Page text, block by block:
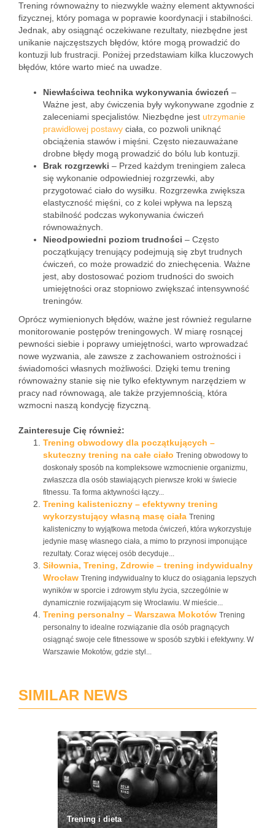
Trening równoważny to niezwykle ważny element aktywności
fizycznej, który pomaga w poprawie koordynacji i stabilności.
Jednak, aby osiągnąć oczekiwane rezultaty, niezbędne jest
unikanie najczęstszych błędów, które mogą prowadzić do
kontuzji lub frustracji. Poniżej przedstawiam kilka kluczowych
błędów, które warto mieć na uwadze.
Niewłaściwa technika wykonywania ćwiczeń –
Ważne jest, aby ćwiczenia były wykonywane zgodnie z
zaleceniami specjalistów. Niezbędne jest utrzymanie
prawidłowej postawy ciała, co pozwoli uniknąć
obciążenia stawów i mięśni. Często niezauważane
drobne błędy mogą prowadzić do bólu lub kontuzji.
Brak rozgrzewki – Przed każdym treningiem zaleca
się wykonanie odpowiedniej rozgrzewki, aby
przygotować ciało do wysiłku. Rozgrzewka zwiększa
elastyczność mięśni, co z kolei wpływa na lepszą
stabilność podczas wykonywania ćwiczeń
równoważnych.
Nieodpowiedni poziom trudności – Często
początkujący trenujący podejmują się zbyt trudnych
ćwiczeń, co może prowadzić do zniechęcenia. Ważne
jest, aby dostosować poziom trudności do swoich
umiejętności oraz stopniowo zwiększać intensywność
treningów.
Oprócz wymienionych błędów, ważne jest również regularne
monitorowanie postępów treningowych. W miarę rosnącej
pewności siebie i poprawy umiejętności, warto wprowadzać
nowe wyzwania, ale zawsze z zachowaniem ostrożności i
świadomości własnych możliwości. Dzięki temu trening
równoważny stanie się nie tylko efektywnym narzędziem w
pracy nad równowagą, ale także przyjemnością, która
wzmocni naszą kondycję fizyczną.
Zainteresuje Cię również:
Trening obwodowy dla początkujących –
skuteczny trening na całe ciało Trening obwodowy to
doskonały sposób na kompleksowe wzmocnienie organizmu,
zwłaszcza dla osób stawiających pierwsze kroki w świecie
fitnessu. Ta forma aktywności łączy...
Trening kalisteniczny – efektywny trening
wykorzystujący własną masę ciała Trening
kalisteniczny to wyjątkowa metoda ćwiczeń, która wykorzystuje
jedynie masę własnego ciała, a mimo to przynosi imponujące
rezultaty. Coraz więcej osób decyduje...
Siłownia, Trening, Zdrowie – trening indywidualny
Wrocław Trening indywidualny to klucz do osiągania lepszych
wyników w sporcie i zdrowym stylu życia, szczególnie w
dynamicznie rozwijającym się Wrocławiu. W mieście...
Trening personalny – Warszawa Mokotów Trening
personalny to idealne rozwiązanie dla osób pragnących
osiągnąć swoje cele fitnessowe w sposób szybki i efektywny. W
Warszawie Mokotów, gdzie styl...
SIMILAR NEWS
Trening i dieta